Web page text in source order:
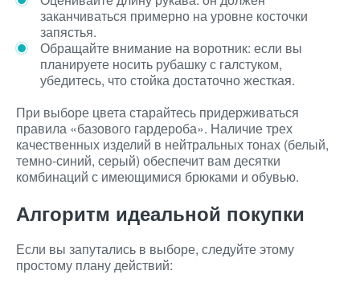
заканчиваться примерно на уровне косточки
запястья.
Обращайте внимание на воротник: если вы
планируете носить рубашку с галстуком,
убедитесь, что стойка достаточно жесткая.
При выборе цвета старайтесь придерживаться
правила «базового гардероба». Наличие трех
качественных изделий в нейтральных тонах (белый,
темно-синий, серый) обеспечит вам десятки
комбинаций с имеющимися брюками и обувью.
Алгоритм идеальной покупки
Если вы запутались в выборе, следуйте этому
простому плану действий: